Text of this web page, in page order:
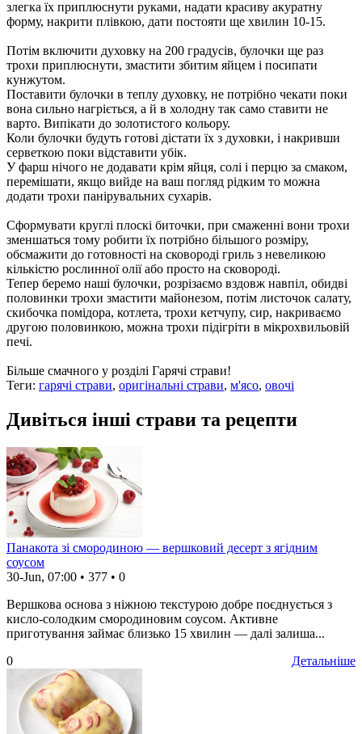
злегка їх приплюснути руками, надати красиву акуратну
форму, накрити плівкою, дати постояти ще хвилин 10-15.
Потім включити духовку на 200 градусів, булочки ще раз
трохи приплюснути, змастити збитим яйцем і посипати
кунжутом.
Поставити булочки в теплу духовку, не потрібно чекати поки
вона сильно нагріється, а й в холодну так само ставити не
варто. Випікати до золотистого кольору.
Коли булочки будуть готові дістати їх з духовки, і накривши
серветкою поки відставити убік.
У фарш нічого не додавати крім яйця, солі і перцю за смаком,
перемішати, якщо вийде на ваш погляд рідким то можна
додати трохи панірувальних сухарів.
Сформувати круглі плоскі биточки, при смаженні вони трохи
зменшаться тому робити їх потрібно більшого розміру,
обсмажити до готовності на сковороді гриль з невеликою
кількістю рослинної олії або просто на сковороді.
Тепер беремо наші булочки, розрізаємо вздовж навпіл, обидві
половинки трохи змастити майонезом, потім листочок салату,
скибочка помідора, котлета, трохи кетчупу, сир, накриваємо
другою половинкою, можна трохи підігріти в мікрохвильовій
печі.
Більше смачного у розділі Гарячі страви!
Теги: гарячі страви, оригінальні страви, м'ясо, овочі
Дивіться інші страви та рецепти
Панакота зі смородиною — вершковий десерт з ягідним
соусом
30-Jun, 07:00 • 377 • 0
Вершкова основа з ніжною текстурою добре поєднується з
кисло-солодким смородиновим соусом. Активне
приготування займає близько 15 хвилин — далі залиша...
Детальніше
0